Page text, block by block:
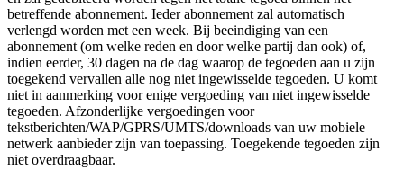
betreffende abonnement. Ieder abonnement zal automatisch
verlengd worden met een week. Bij beeindiging van een
abonnement (om welke reden en door welke partij dan ook) of,
indien eerder, 30 dagen na de dag waarop de tegoeden aan u zijn
toegekend vervallen alle nog niet ingewisselde tegoeden. U komt
niet in aanmerking voor enige vergoeding van niet ingewisselde
tegoeden. Afzonderlijke vergoedingen voor
tekstberichten/WAP/GPRS/UMTS/downloads van uw mobiele
netwerk aanbieder zijn van toepassing. Toegekende tegoeden zijn
niet overdraagbaar.